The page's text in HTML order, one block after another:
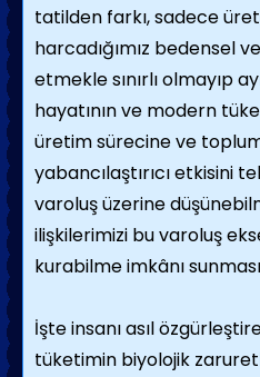
tatilden farkı, sadece
harcadığımız bedensel
etmekle sınırlı olmayıp
hayatının ve modern
üretim sürecine ve
yabancılaştırıcı etkisini
varoluş üzerine
ilişkilerimizi bu varoluş
kurabilme imkânı
İşte insanı asıl
tüketimin biyolojik